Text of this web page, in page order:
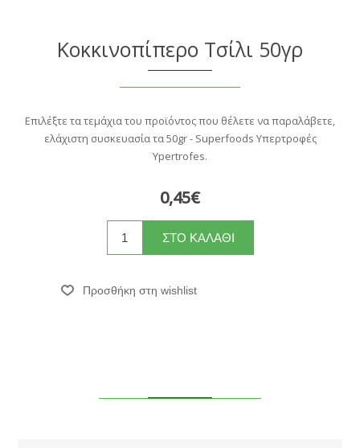
Κοκκινοπίπερο Τσίλι 50γρ
Επιλέξτε τα τεμάχια του προϊόντος που θέλετε να παραλάβετε,
ελάχιστη συσκευασία τα 50gr - Superfoods Υπερτροφές
Ypertrofes.
0,45€